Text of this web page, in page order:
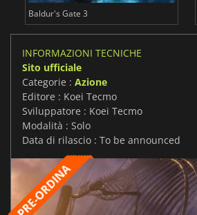
Baldur's Gate 3
INFORMAZIONI TECNICHE
Sito ufficiale
Categorie : Azione
Editore : Koei Tecmo
Sviluppatore : Koei Tecmo
Modalità : Solo
Data di rilascio : To be announced